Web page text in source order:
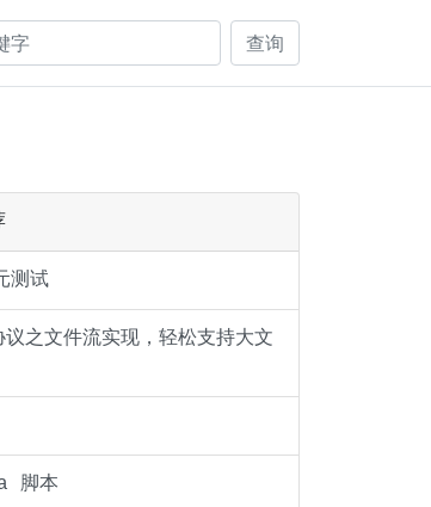
查询
试
之文件流实现，轻松支持大文
脚本